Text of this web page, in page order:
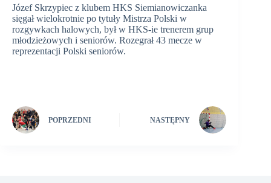
Józef Skrzypiec z klubem HKS Siemianowiczanka
sięgał wielokrotnie po tytuły Mistrza Polski w
rozgywkach halowych, był w HKS-ie trenerem grup
młodzieżowych i seniorów. Rozegrał 43 mecze w
reprezentacji Polski seniorów.
POPRZEDNI NASTĘPNY